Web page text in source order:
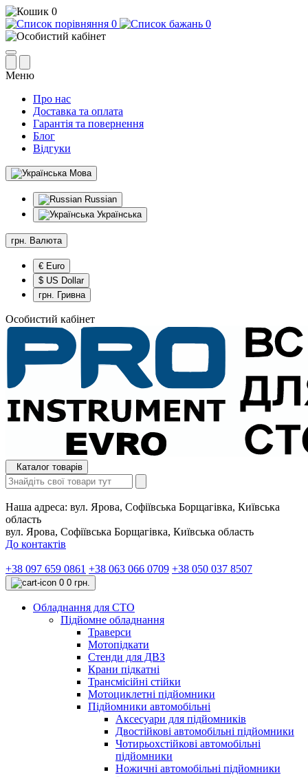
0
0
0
Меню
Про нас
Доставка та оплата
Гарантія та повернення
Блог
Відгуки
Мова
Russian
Українська
грн. Валюта
€ Euro
$ US Dollar
грн. Гривна
Особистий кабінет
Каталог товарів
Наша адреса: вул. Ярова, Софіївська Борщагівка, Київська
область
вул. Ярова, Софіївська Борщагівка, Київська область
До контактів
+38 097 659 0861 +38 063 066 0709 +38 050 037 8507
0 0 грн.
Обладнання для СТО
Підйомне обладнання
Траверси
Мотопідкати
Стенди для ДВЗ
Крани підкатні
Трансмісійні стійки
Мотоциклетні підйомники
Підйомники автомобільні
Аксесуари для підйомників
Двостійкові автомобільні підйомники
Чотирьохстійкові автомобільні
підйомники
Ножичні автомобільні підйомники